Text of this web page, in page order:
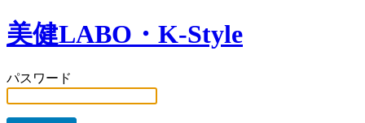
美健LABO・K-Style
パスワード